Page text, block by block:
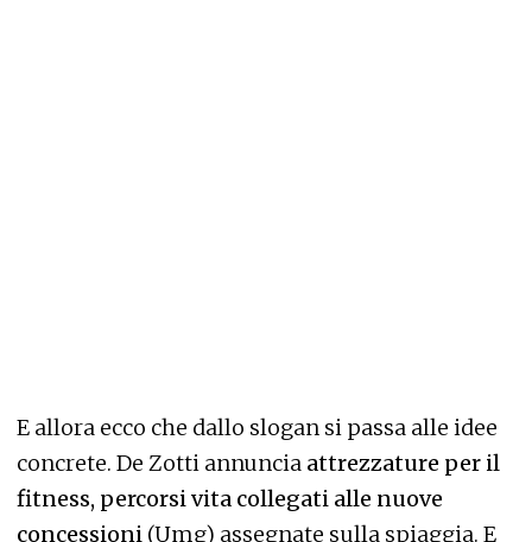
E allora ecco che dallo slogan si passa alle idee
concrete. De Zotti annuncia attrezzature per il
fitness, percorsi vita collegati alle nuove
concessioni (Umg) assegnate sulla spiaggia. E